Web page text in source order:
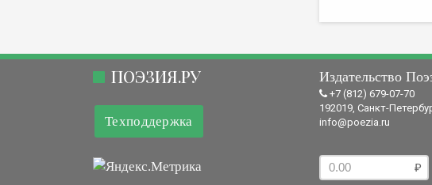
ПОЭЗИЯ.РУ
Техподдержка
Издательство
+7 (812) 679-07-70
192019, Санкт-
info@poezia.ru